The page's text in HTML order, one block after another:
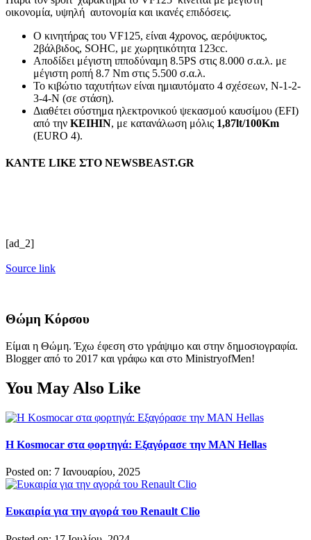
οικονομία, υψηλή αυτονομία και ικανές επιδόσεις.
Ο κινητήρας του VF125, είναι 4χρονος, αερόψυκτoς,
2βάλβιδος, SOHC, με χωρητικότητα 123cc.
Αποδίδει μέγιστη ιπποδύναμη 8.5PS στις 8.000 σ.α.λ. με
μέγιστη ροπή 8.7 Nm στις 5.500 σ.α.λ.
Το κιβώτιο ταχυτήτων είναι ημιαυτόματο 4 σχέσεων, N-1-2-
3-4-N (σε στάση).
Διαθέτει σύστημα ηλεκτρονικού ψεκασμού καυσίμου (EFI)
από την KEIHIN, με κατανάλωση μόλις 1,87lt/100Km
(EURO 4).
ΚΑΝΤΕ LIKE ΣΤΟ NEWSBEAST.GR
[ad_2]
Source link
Θώμη Κόρσου
Είμαι η Θώμη. Έχω έφεση στο γράψιμο και στην δημοσιογραφία.
Blogger από το 2017 και γράφω και στο MinistryofMen!
You May Also Like
Η Kosmocar στα φορτηγά: Εξαγόρασε την MAN Hellas
Posted on: 7 Ιανουαρίου, 2025
Ευκαιρία για την αγορά του Renault Clio